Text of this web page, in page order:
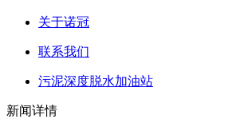
关于诺冠
联系我们
污泥深度脱水加油站
新闻详情